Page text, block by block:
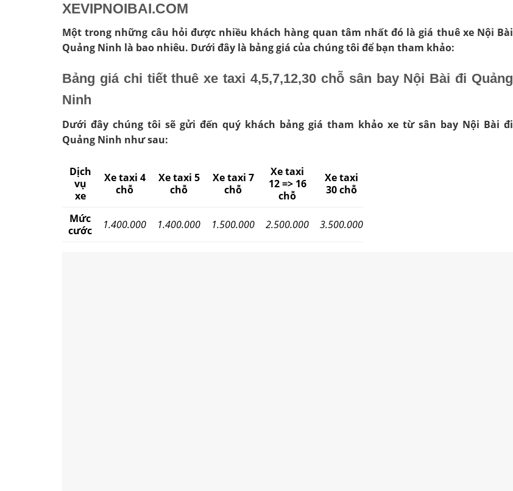
XEVIPNOIBAI.COM
Một trong những câu hỏi được nhiều khách hàng quan tâm nhất đó là giá thuê xe Nội Bài
Quảng Ninh là bao nhiêu. Dưới đây là bảng giá của chúng tôi để bạn tham khảo:
Bảng giá chi tiết thuê xe taxi 4,5,7,12,30 chỗ sân bay Nội Bài đi Quảng
Ninh
Dưới đây chúng tôi sẽ gửi đến quý khách bảng giá tham khảo xe từ sân bay Nội Bài đi
Quảng Ninh như sau:
Dịch
vụ
xe
Xe taxi 4
chỗ
Xe taxi 5
chỗ
Xe taxi 7
chỗ
Xe taxi
12 => 16
chỗ
Xe taxi
30 chỗ
Mức
cước
1.400.000 1.400.000 1.500.000 2.500.000 3.500.000